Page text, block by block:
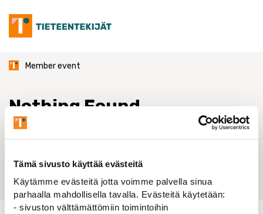
Tämä sivusto käyttää evästeitä
Käytämme evästeitä jotta voimme palvella sinua
parhaalla mahdollisella tavalla. Evästeitä käytetään:
- sivuston välttämättömiin toimintoihin
content
Member event
Nothing Found